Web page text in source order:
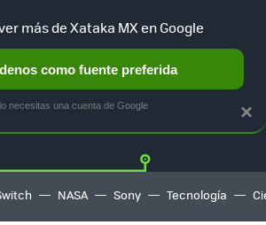
Twitter
NASA Sony Tecnología
×
más de Xataka MX en Google
como fuente preferida
necesitas una cuenta de Google